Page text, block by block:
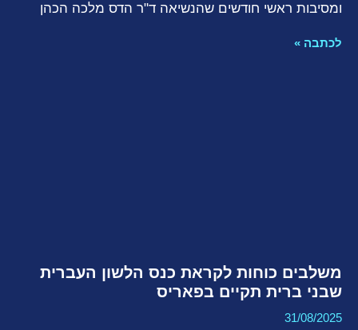
ומסיבות ראשי חודשים שהנשיאה ד"ר הדס מלכה הכהן
לכתבה »
משלבים כוחות לקראת כנס הלשון העברית
שבני ברית תקיים בפאריס
31/08/2025